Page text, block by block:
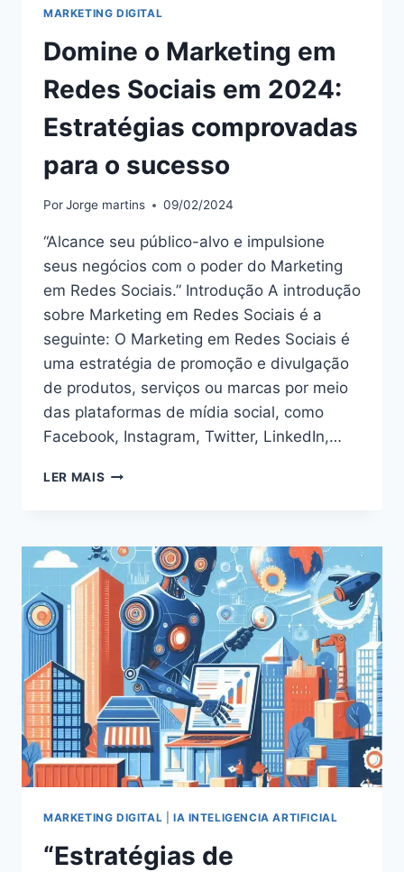
MARKETING DIGITAL
Domine o Marketing em
Redes Sociais em 2024:
Estratégias comprovadas
para o sucesso
PorJorge martins 09/02/2024
“Alcance seu público-alvo e impulsione
seus negócios com o poder do Marketing
em Redes Sociais.” Introdução A introdução
sobre Marketing em Redes Sociais é a
seguinte: O Marketing em Redes Sociais é
uma estratégia de promoção e divulgação
de produtos, serviços ou marcas por meio
das plataformas de mídia social, como
Facebook, Instagram, Twitter, LinkedIn,…
LER MAIS DOMINE
REDES
SOCIAIS
EM
2024:
ESTRATÉGIAS
COMPROVADAS
PARA
SUCESSO
MARKETING DIGITAL IA INTELIGENCIA ARTIFICIAL
“Estratégias de